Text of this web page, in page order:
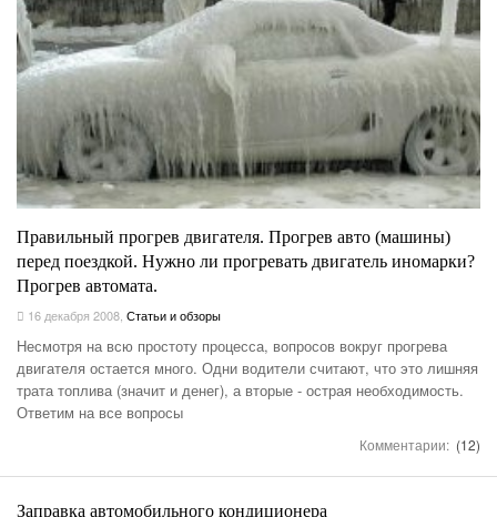
Правильный прогрев двигателя. Прогрев авто (машины)
перед поездкой. Нужно ли прогревать двигатель иномарки?
Прогрев автомата.
16 декабря 2008 Статьи и обзоры
Несмотря на всю простоту процесса, вопросов вокруг прогрева
двигателя остается много. Одни водители считают, что это лишняя
трата топлива (значит и денег), а вторые - острая необходимость.
Ответим на все вопросы
Комментарии: (12)
Заправка автомобильного кондиционера